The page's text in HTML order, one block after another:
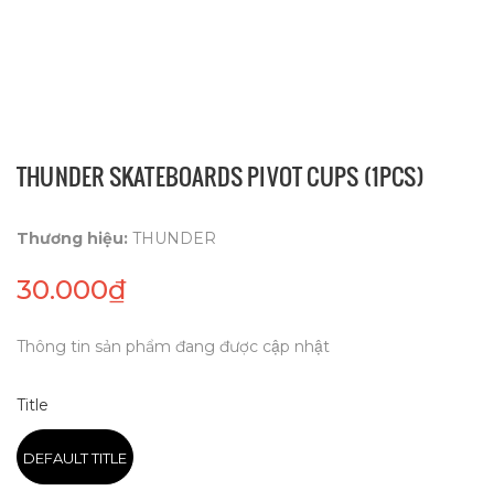
THUNDER SKATEBOARDS PIVOT CUPS (1PCS)
Thương hiệu: THUNDER
30.000₫
Thông tin sản phẩm đang được cập nhật
Title
DEFAULT TITLE